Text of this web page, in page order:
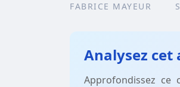
FABRICE MAYEUR
Analysez cet
Approfondissez ce